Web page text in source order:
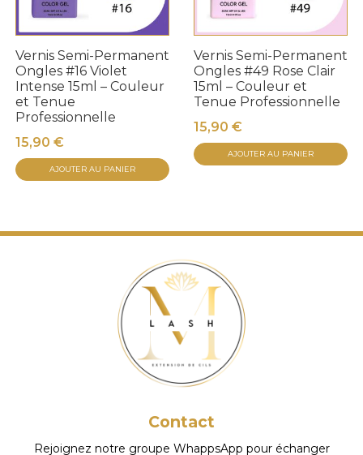
Vernis Semi-Permanent
Ongles #16 Violet
Intense 15ml – Couleur
et Tenue
Professionnelle
15,90 €
AJOUTER AU PANIER
Vernis Semi-Permanent
Ongles #49 Rose Clair
15ml – Couleur et
Tenue Professionnelle
15,90 €
AJOUTER AU PANIER
Contact
Rejoignez notre groupe WhappsApp pour échanger